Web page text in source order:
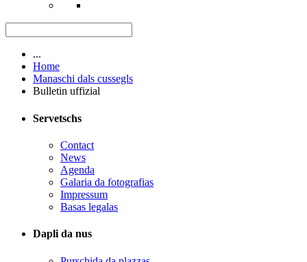
...
Home
Manaschi dals cussegls
Bulletin uffizial
Servetschs
Contact
News
Agenda
Galaria da fotografias
Impressum
Basas legalas
Dapli da nus